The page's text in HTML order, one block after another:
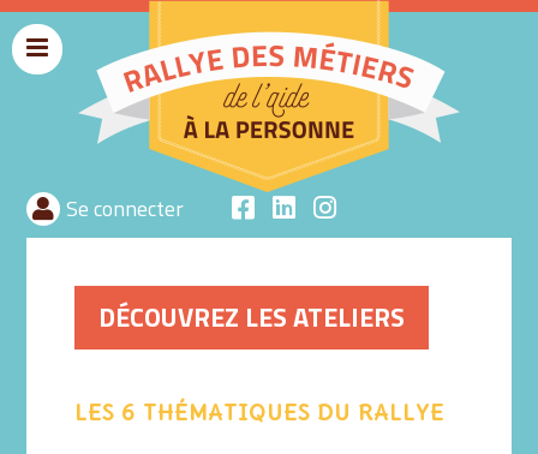
rallyeaide
Se connecter
Menu
DÉCOUVREZ LES ATELIERS
LES 6 THÉMATIQUES DU RALLYE